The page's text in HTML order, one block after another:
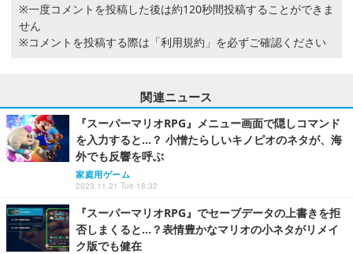
※一度コメントを投稿した後は約120秒間投稿することができま
せん
※コメントを投稿する際は 「利用規約」 を必ずご確認ください
関連ニュース
『スーパーマリオRPG』メニュー画面で隠しコマンド
を入力すると…？ 小憎たらしいキノピオのネタが、海
外でも反響を呼ぶ
家庭用ゲーム
2023.11.21 Tue 18:32
『スーパーマリオRPG』でセーブデータの上書きを拒
否しまくると…？表情豊かなマリオの小ネタがリメイ
ク版でも健在